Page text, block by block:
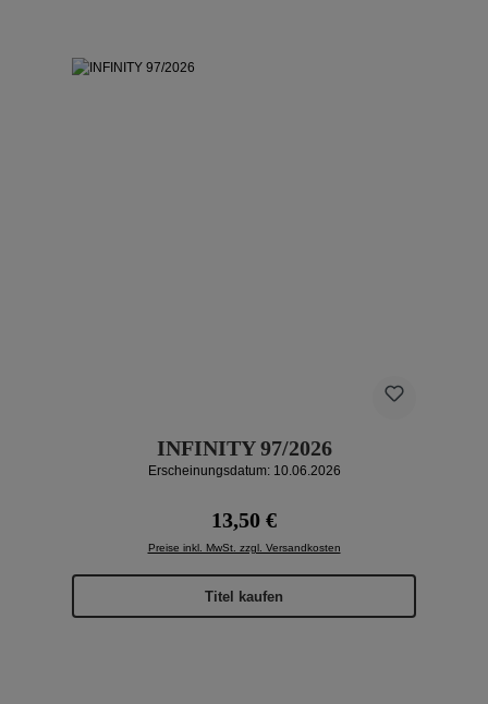
INFINITY 97/2026
Erscheinungsdatum: 10.06.2026
Regulärer Preis:
13,50 €
Preise inkl. MwSt. zzgl. Versandkosten
Titel kaufen